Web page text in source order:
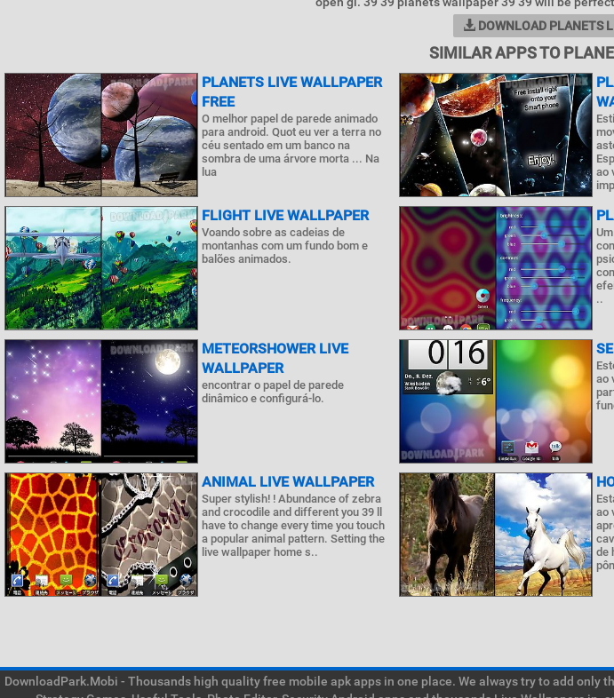
DOWNLOAD PLANETS
SIMILAR APPS TO
PLANETS LIVE WALLPAPER
FREE
O melhor papel de parede animado
para android. Quot eu ver a terra no
céu sentado em um banco na
sombra de uma árvore morta ... Na
lua
ao
FLIGHT LIVE WALLPAPER
Voando sobre as cadeias de
montanhas com um fundo bom e
balões animados.
..
METEORSHOWER LIVE
WALLPAPER
encontrar o papel de parede
dinâmico e configurá-lo.
ao
ANIMAL LIVE WALLPAPER
Super stylish! ! Abundance of zebra
and crocodile and different you 39 ll
have to change every time you touch
a popular animal pattern. Setting the
live wallpaper home s..
ao
de
DownloadPark.Mobi - Thousands high quality free mobile apk apps in one place. We always try to add